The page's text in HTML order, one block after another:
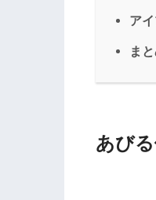
ア
ま
あび